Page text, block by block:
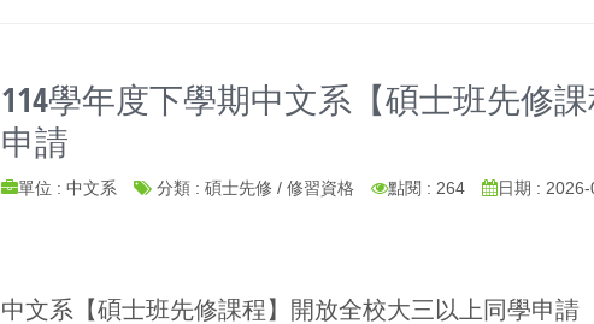
114學年度下學期中文系【碩士班先修
申請
單位 : 中文系 分類 : 碩士先修 / 修習資格 點閱 : 264 日期 : 2026-
中文系【碩士班先修課程】開放全校大三以上同學申請